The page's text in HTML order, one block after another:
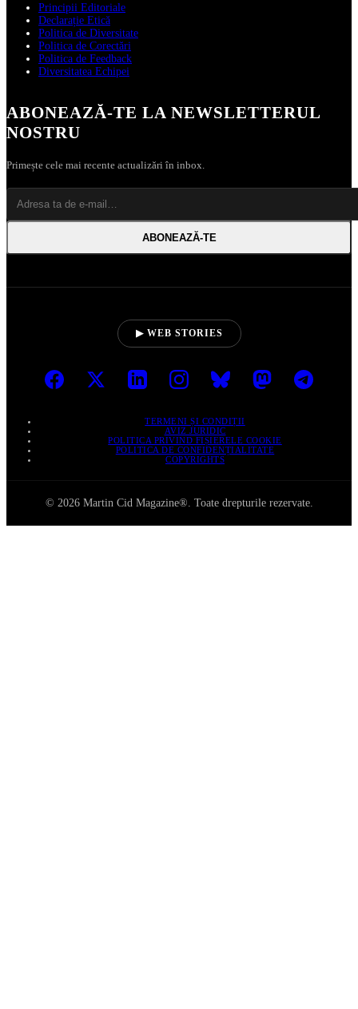
Principii Editoriale
Declarație Etică
Politica de Diversitate
Politica de Corectări
Politica de Feedback
Diversitatea Echipei
ABONEAZĂ‑TE LA NEWSLETTERUL
NOSTRU
Primește cele mai recente actualizări în inbox.
ABONEAZĂ‑TE
▶ WEB STORIES
TERMENI ȘI CONDIȚII
AVIZ JURIDIC
POLITICA PRIVIND FIȘIERELE COOKIE
POLITICA DE CONFIDENȚIALITATE
COPYRIGHTS
© 2026 Martin Cid Magazine®. Toate drepturile rezervate.